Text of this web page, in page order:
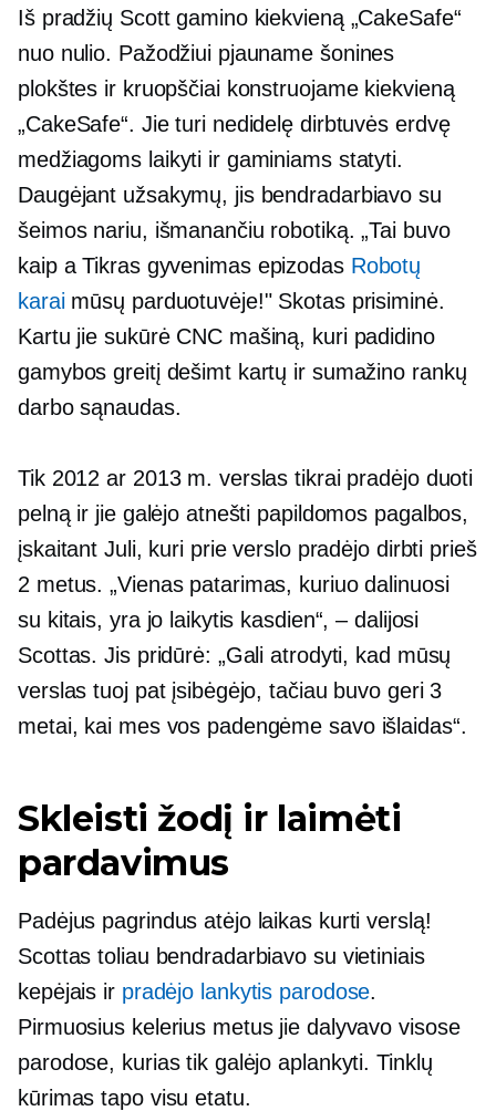
Iš pradžių Scott gamino kiekvieną „CakeSafe“
nuo nulio. Pažodžiui pjauname šonines
plokštes ir kruopščiai konstruojame kiekvieną
„CakeSafe“. Jie turi nedidelę dirbtuvės erdvę
medžiagoms laikyti ir gaminiams statyti.
Daugėjant užsakymų, jis bendradarbiavo su
šeimos nariu, išmanančiu robotiką. „Tai buvo
kaip aTikras gyvenimasepizodas Robotų
karaimūsų parduotuvėje!" Skotas prisiminė.
Kartu jie sukūrė CNC mašiną, kuri padidino
gamybos greitį dešimt kartų ir sumažino rankų
darbo sąnaudas.
Tik 2012 ar 2013 m. verslas tikrai pradėjo duoti
pelną ir jie galėjo atnešti papildomos pagalbos,
įskaitant Juli, kuri prie verslo pradėjo dirbti prieš
2 metus. „Vienas patarimas, kuriuo dalinuosi
su kitais, yra jo laikytis kasdien“, – dalijosi
Scottas. Jis pridūrė: „Gali atrodyti, kad mūsų
verslas tuoj pat įsibėgėjo, tačiau buvo geri 3
metai, kai mes vos padengėme savo išlaidas“.
Skleisti žodį ir laimėti
pardavimus
Padėjus pagrindus atėjo laikas kurti verslą!
Scottas toliau bendradarbiavo su vietiniais
kepėjais ir pradėjo lankytis parodose.
Pirmuosius kelerius metus jie dalyvavo visose
parodose, kurias tik galėjo aplankyti. Tinklų
kūrimas tapo visu etatu.